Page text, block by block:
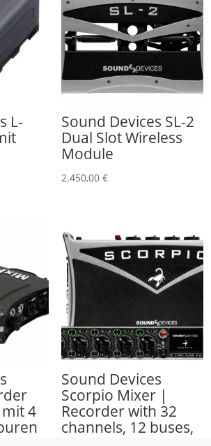
L-
Sound Devices SL-2
Dual Slot Wireless
Module
2.450,00 €
4
Sound Devices
Scorpio Mixer |
Recorder with 32
channels, 12 buses,